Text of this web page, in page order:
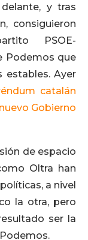
y tras
consiguieron
PSOE-
Podemos que
estables. Ayer
catalán
Gobierno
de espacio
Oltra han
a nivel
la otra, pero
ser la
Podemos.